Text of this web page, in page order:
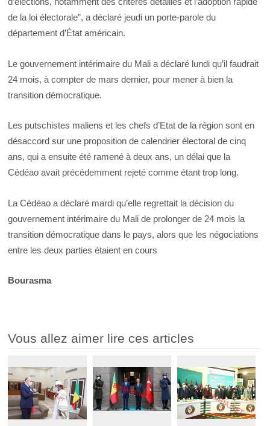
de la loi électorale”, a déclaré jeudi un porte-parole du
département d’État américain.
Le gouvernement intérimaire du Mali a déclaré lundi qu’il faudrait
24 mois, à compter de mars dernier, pour mener à bien la
transition démocratique.
Les putschistes maliens et les chefs d’Etat de la région sont en
désaccord sur une proposition de calendrier électoral de cinq
ans, qui a ensuite été ramené à deux ans, un délai que la
Cédéao avait précédemment rejeté comme étant trop long.
La Cédéao a déclaré mardi qu’elle regrettait la décision du
gouvernement intérimaire du Mali de prolonger de 24 mois la
transition démocratique dans le pays, alors que les négociations
entre les deux parties étaient en cours
Bourasma
Vous allez aimer lire ces articles